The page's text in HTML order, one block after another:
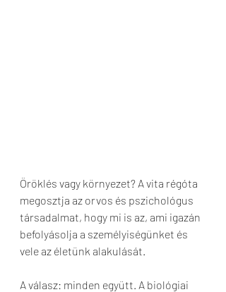
Öröklés vagy környezet? A vita régóta
megosztja az orvos és pszichológus
társadalmat, hogy mi is az, ami igazán
befolyásolja a személyiségünket és
vele az életünk alakulását.
A válasz: minden együtt. A biológiai